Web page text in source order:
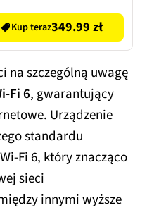
Kup teraz349.99 zł
na szczególną uwagę
Fi 6, gwarantujący
Urządzenie
standardu
Fi 6, który znacząco
sieci
innymi wyższe